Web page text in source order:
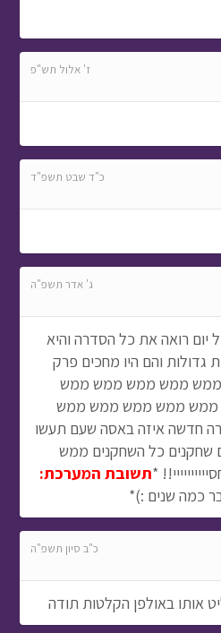
ז' אלול תש"פ
כ"ד שבט תשפ"ד
ג' אדר תשפ"ה
יום רואה את כל הסדרה והיא
גדולות והם היו מחכים פרק
ממש ממש ממש ממש ממש
ממש ממש ממש ממש
חדשה איזה באסה שעם תעשו
שחקנים כל השחקנים ממש
*תשובת המערכת:
כמה שנים :)*
כ"ב סיון תשפ"ה
אותו באולפן הקלטות תודה